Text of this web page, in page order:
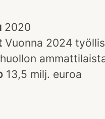
2020
Vuonna 2024
13,5 milj. euroa